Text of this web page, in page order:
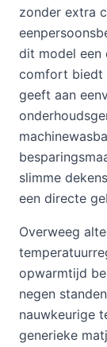
zonder extra
dit model een
comfort biedt
geeft aan
slimme
een directe
Overweeg
opwarmtijd
negen
nauwkeurige
generieke